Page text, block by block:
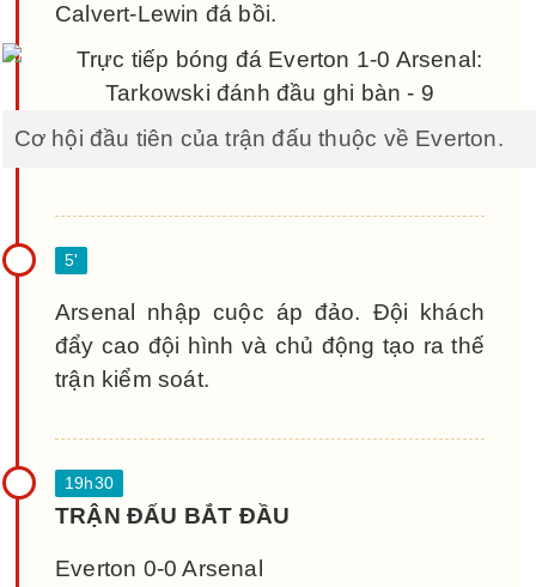
Calvert-Lewin đá bồi.
Cơ hội đầu tiên của trận đấu thuộc về Everton.
Arsenal nhập cuộc áp đảo. Đội khách
đẩy cao đội hình và chủ động tạo ra thế
trận kiểm soát.
TRẬN ĐẤU BẮT ĐẦU
Everton 0-0 Arsenal